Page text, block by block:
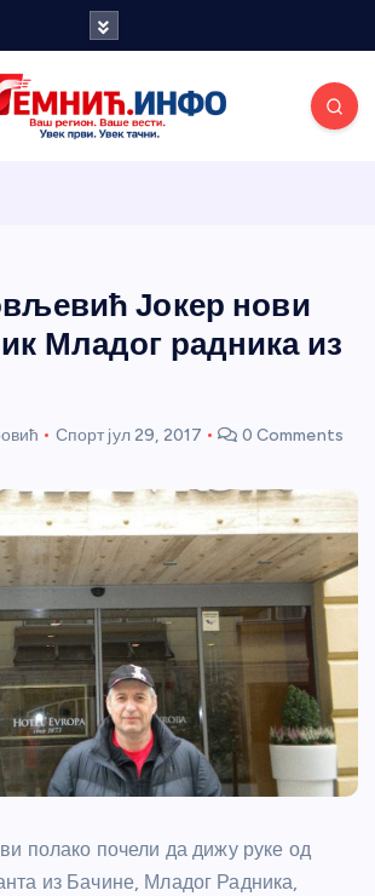
и портал
Јокер нови
Младог радника из
Спорт јул 29, 2017 0 Comments
полако почели да дижу руке од
из Бачине, Младог Радника,